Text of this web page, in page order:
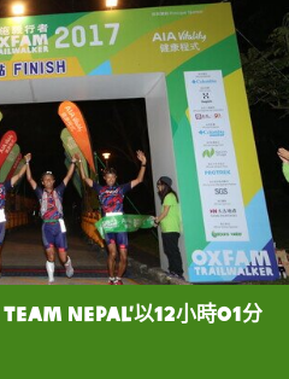
Nepal’以12小時01分